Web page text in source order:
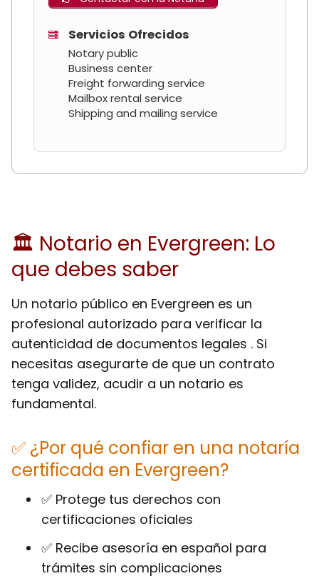
Servicios Ofrecidos
Notary public
Business center
Freight forwarding service
Mailbox rental service
Shipping and mailing service
🏛 Notario en Evergreen: Lo
que debes saber
Un notario público en Evergreen es un
profesional autorizado para verificar la
autenticidad de documentos legales . Si
necesitas asegurarte de que un contrato
tenga validez, acudir a un notario es
fundamental.
✅ ¿Por qué confiar en una notaría
certificada en Evergreen?
✅ Protege tus derechos con
certificaciones oficiales
✅ Recibe asesoría en español para
trámites sin complicaciones